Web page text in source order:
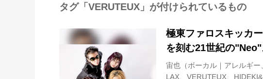
タグ「VERUTEUX」が付けられているもの
極東ファロスキッカ
を刻む21世紀の
宙也（ボーカル｜アレルギ
LAX、VERUTEUX、